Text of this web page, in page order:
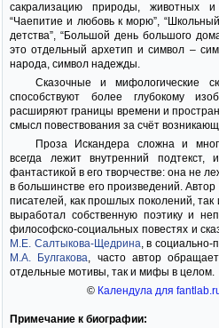
сакрализацию природы, животных
“Чаепитие и любовь к морю”,
детства”, “Большой день большого
это отдельный архетип и символ –
народа, символ надежды.
Сказочные и мифологические
способствуют более глубокому
расширяют границы времени и
смысл повествования за счёт
Проза Искандера сложна и
всегда лежит внутренний
фантастикой в его творчестве: она не
в большинстве его произведений.
писателей, как прошлых поколений,
выработал собственную поэтику и
философско-социальных повестях и
М.Е. Салтыкова-Щедрина, в социально-
М.А. Булгакова, часто автор
отдельные мотивы, так и мифы в целом.
© Календула для
Примечание к биографии: